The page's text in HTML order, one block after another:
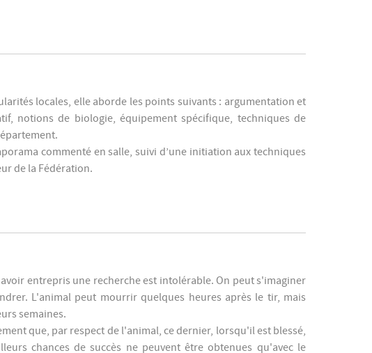
locales, elle aborde les points suivants : argumentation et
notions de biologie, équipement spécifique, techniques de
commenté en salle, suivi d’une initiation aux techniques
de la Fédération.
entrepris une recherche est intolérable. On peut s'imaginer
L'animal peut mourrir quelques heures après le tir, mais
semaines.
que, par respect de l'animal, ce dernier, lorsqu'il est blessé,
chances de succès ne peuvent être obtenues qu'avec le